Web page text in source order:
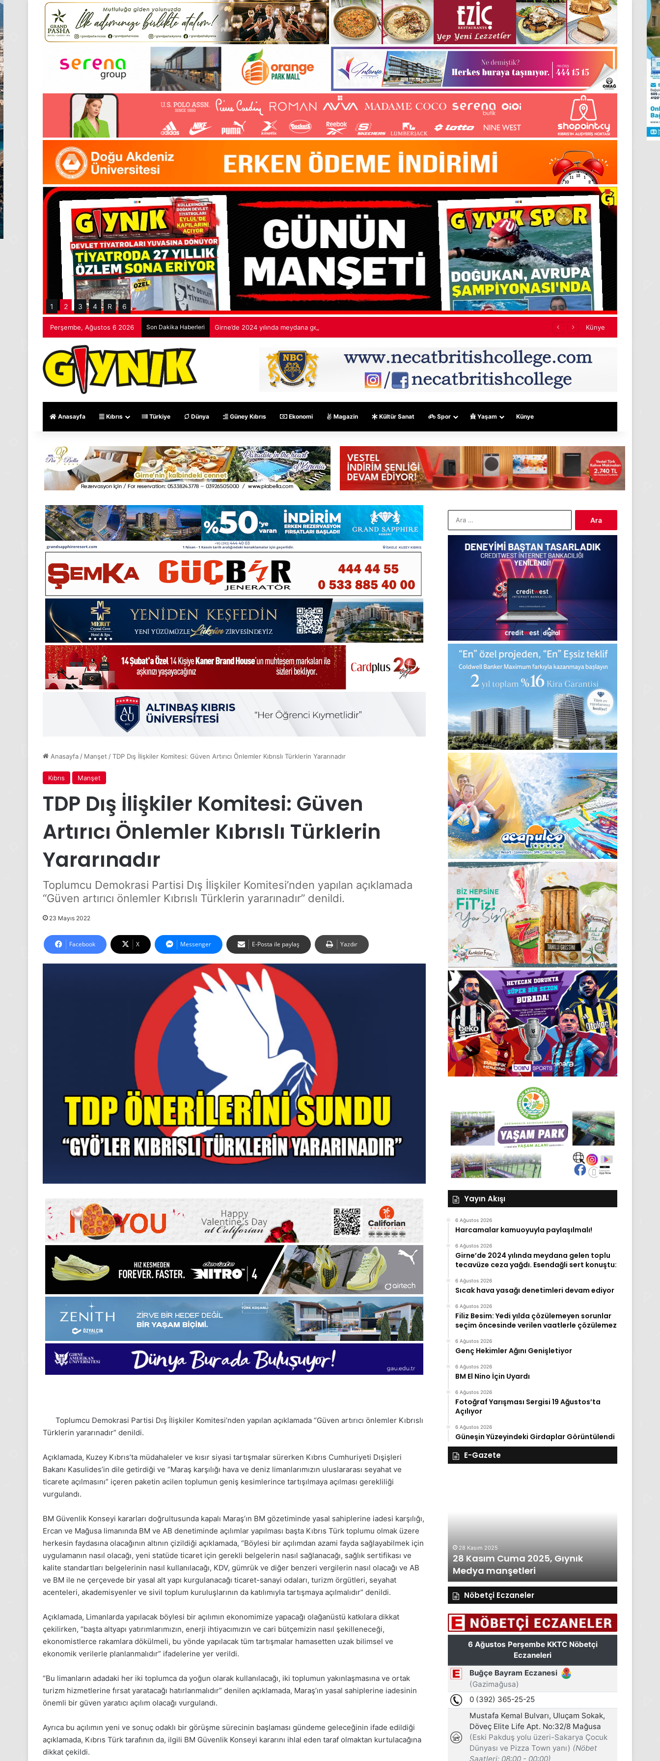
1 2 3 4 R 6
Perşembe, Ağustos 6 2026 Son Dakika Haberleri Girne’de 2024 yılında meydana gelen toplu tecavüze ceza yağdı. Esendağli sert konuştu: Künye
Anasayfa Kıbrıs Türkiye Dünya Güney Kıbrıs Ekonomi Magazin Kültür Sanat Spor Yaşam Künye
Anasayfa / Manşet /TDP Dış İlişkiler Komitesi: Güven Artırıcı Önlemler Kıbrıslı Türklerin Yararınadır
Kıbrıs Manşet
TDP Dış İlişkiler Komitesi: Güven
Artırıcı Önlemler Kıbrıslı Türklerin
Yararınadır
Toplumcu Demokrasi Partisi Dış İlişkiler Komitesi’nden yapılan açıklamada
“Güven artırıcı önlemler Kıbrıslı Türklerin yararınadır” denildi.
23 Mayıs 2022
Facebook X Messenger E-Posta ile paylaş Yazdır
Toplumcu Demokrasi Partisi Dış İlişkiler Komitesi’nden yapılan açıklamada “Güven artırıcı önlemler Kıbrıslı
Türklerin yararınadır” denildi.
Açıklamada, Kuzey Kıbrıs’ta müdahaleler ve kısır siyasi tartışmalar sürerken Kıbrıs Cumhuriyeti Dışişleri
Bakanı Kasulides’in dile getirdiği ve “Maraş karşılığı hava ve deniz limanlarımızın uluslararası seyahat ve
ticarete açılmasını” içeren paketin acilen toplumun geniş kesimlerince tartışılmaya açılması gerekliliği
vurgulandı.
BM Güvenlik Konseyi kararları doğrultusunda kapalı Maraş’ın BM gözetiminde yasal sahiplerine iadesi karşılığı,
Ercan ve Mağusa limanında BM ve AB denetiminde açılımlar yapılması başta Kıbrıs Türk toplumu olmak üzere
herkesin faydasına olacağının altının çizildiği açıklamada, “Böylesi bir açılımdan azami fayda sağlayabilmek için
uygulamanın nasıl olacağı, yeni statüde ticaret için gerekli belgelerin nasıl sağlanacağı, sağlık sertifikası ve
kalite standartları belgelerinin nasıl kullanılacağı, KDV, gümrük ve diğer benzeri vergilerin nasıl olacağı ve AB
ve BM ile ne çerçevede bir yasal alt yapı kurgulanacağı ticaret-sanayi odaları, turizm örgütleri, seyahat
acenteleri, akademisyenler ve sivil toplum kuruluşlarının da katılımıyla tartışmaya açılmalıdır” denildi.
Açıklamada, Limanlarda yapılacak böylesi bir açılımın ekonomimize yapacağı olağanüstü katkılara dikkat
çekilirken, “başta altyapı yatırımlarımızın, enerji ihtiyacımızın ve cari bütçemizin nasıl şekilleneceği,
ekonomistlerce rakamlara dökülmeli, bu yönde yapılacak tüm tartışmalar hamasetten uzak bilimsel ve
ekonomik verilerle planlanmalıdır” ifadelerine yer verildi.
“Bu limanların adadaki her iki toplumca da yoğun olarak kullanılacağı, iki toplumun yakınlaşmasına ve ortak
turizm hizmetlerine fırsat yaratacağı hatırlanmalıdır” denilen açıklamada, Maraş’ın yasal sahiplerine iadesinin
önemli bir güven yaratıcı açılım olacağı vurgulandı.
Ayrıca bu açılımın yeni ve sonuç odaklı bir görüşme sürecinin başlaması gündeme geleceğinin ifade edildiği
açıklamada, Kıbrıs Türk tarafının da, ilgili BM Güvenlik Konseyi kararını ihlal eden taraf olmaktan kurtulacağına
dikkat çekildi.
Yayın Akışı
6 Ağustos 2026
Harcamalar kamuoyuyla paylaşılmalı!
6 Ağustos 2026
Girne’de 2024 yılında meydana gelen toplu
tecavüze ceza yağdı. Esendağli sert konuştu:
6 Ağustos 2026
Sıcak hava yasağı denetimleri devam ediyor
6 Ağustos 2026
Filiz Besim: Yedi yılda çözülemeyen sorunlar
seçim öncesinde verilen vaatlerle çözülemez
6 Ağustos 2026
Genç Hekimler Ağını Genişletiyor
6 Ağustos 2026
BM El Nino İçin Uyardı
6 Ağustos 2026
Fotoğraf Yarışması Sergisi 19 Ağustos’ta
Açılıyor
6 Ağustos 2026
Güneşin Yüzeyindeki Girdaplar Görüntülendi
E-Gazete
24
Kasım
Gıynık
Medya
manşetleri
24 Kasım 2025
24 Kasım Pazartesi 2025, Gıynık
Medya manşetleri
1
Gıynık
Medya
manşetleri
1 Aralık 2025
1 Aralık Pazartesi 2025, Gıynık
Medya manşetleri
28 Kasım 2025
28 Kasım Cuma 2025, Gıynık
Medya manşetleri
Nöbetçi Eczaneler